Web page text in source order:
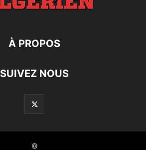
À PROPOS
SUIVEZ NOUS
©